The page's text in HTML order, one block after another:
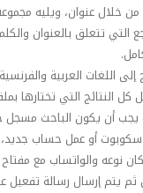
من خلال عنوان، ويليه
التي تتعلق بالعنوان
إلى اللغات العربية
كل النتائج التي تختارها
أن يكون الباحث
أو عمل حساب جديد،
كان نوعه والواتساب مع
ثم يتم إرسال رسالة تفعيل